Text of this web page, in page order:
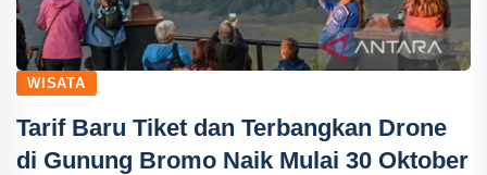
WISATA
Tarif Baru Tiket dan Terbangkan Drone
di Gunung Bromo Naik Mulai 30 Oktober